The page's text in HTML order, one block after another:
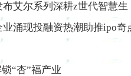
艾尔系列深耕z世代智慧生
涌现投融资热潮助推ipo奇
“杏”福产业